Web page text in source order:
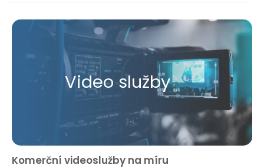
Video služby
Komerční videoslužby na míru